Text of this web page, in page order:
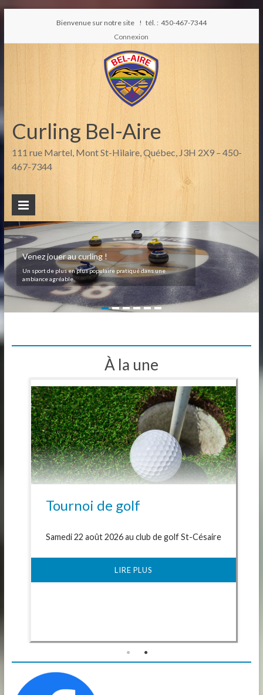
Bienvenue sur notre site ! tél. : 450-467-7344
Connexion
Curling Bel-Aire
111 rue Martel, Mont St-Hilaire, Québec, J3H 2X9 – 450-
467-7344
Venez jouer au curling !
Un sport de plus en plus populaire pratiqué dans une
ambiance agréable.
À la une
Tournoi de golf
Samedi 22 août 2026 au club de golf St-Césaire
LIRE PLUS